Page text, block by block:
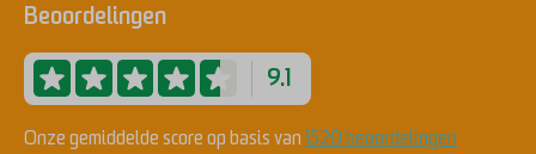
Beoordelingen
9.1
Onze gemiddelde score op basis van 1520 beoordelingen